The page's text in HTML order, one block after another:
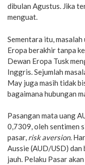
dibulan Agustus. Jika
menguat.
Sementara itu,
Eropa berakhir tanpa
Dewan Eropa Tusk
Inggris. Sejumlah
May juga masih tidak
bagaimana hubungan
Pasangan mata uang
0,7309, oleh sentimen
pasar, risk aversion.
Aussie (AUD/USD)
jauh. Pelaku Pasar